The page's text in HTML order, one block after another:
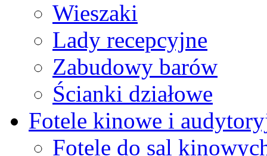
Wieszaki
Lady recepcyjne
Zabudowy barów
Ścianki działowe
Fotele kinowe i
Fotele do sal